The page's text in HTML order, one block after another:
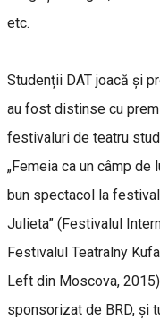
etc.
Studenții DAT joacă și
au fost distinse cu
festivaluri de teatru
„Femeia ca un câmp de
bun spectacol la
Julieta” (Festivalul
Festivalul Teatralny
Left din Moscova,
sponsorizat de BRD, și